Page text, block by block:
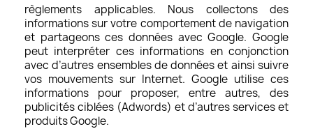
règlements applicables. Nous collectons des
informations sur votre comportement de navigation
et partageons ces données avec Google. Google
peut interpréter ces informations en conjonction
avec d’autres ensembles de données et ainsi suivre
vos mouvements sur Internet. Google utilise ces
informations pour proposer, entre autres, des
publicités ciblées (Adwords) et d’autres services et
produits Google.